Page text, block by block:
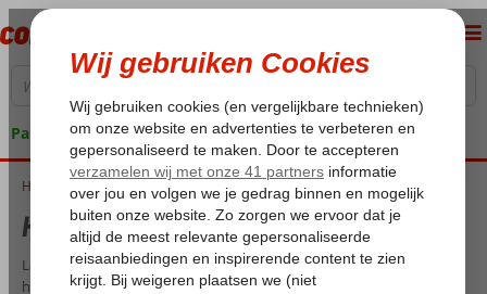
Pakketgarantie
Home Hotels met waterpark op Side
Hotels met waterpark op Side
Lange zandstranden, een prachtig sfeervolle haven en tal van
historische bezienswaardigheden. Dat is de badplaats Side in het